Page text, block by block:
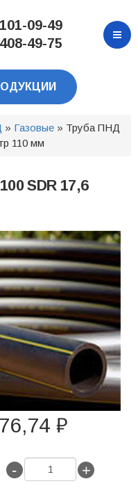
09-49
49-75
» Газовые » Труба ПНД
110 мм
SDR 17,6
₽
- +